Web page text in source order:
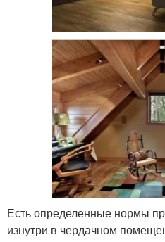
Есть определенные нормы
изнутри в чердачном